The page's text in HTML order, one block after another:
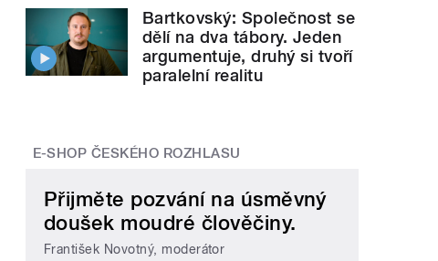
Bartkovský: Společnost se
dělí na dva tábory. Jeden
argumentuje, druhý si tvoří
paralelní realitu
E-SHOP ČESKÉHO ROZHLASU
Přijměte pozvání na úsměvný
doušek moudré člověčiny.
František Novotný, moderátor